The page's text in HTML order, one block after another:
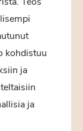
kohdistuu
ja
ja